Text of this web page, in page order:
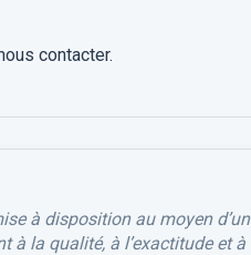
contacter.
à disposition au moyen d’un
à la qualité, à l’exactitude et à